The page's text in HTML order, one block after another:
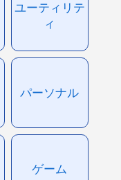
ユーティリテ
ィ
パーソナル
ゲーム